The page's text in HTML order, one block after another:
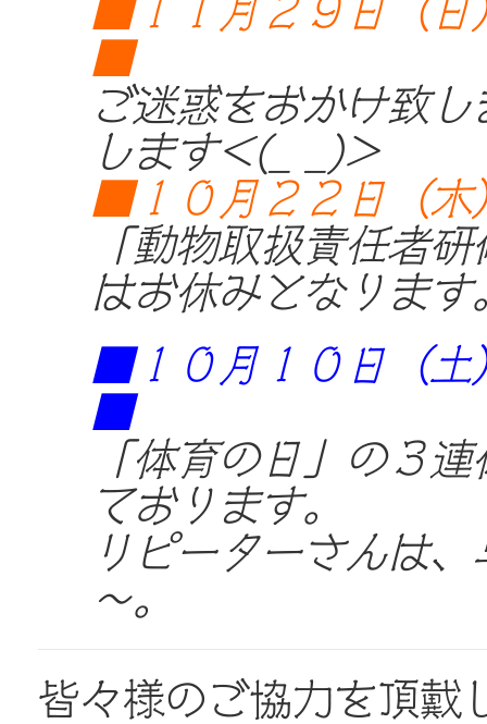
■１１月２９日（日
■
ご迷惑をおかけ致
します<(_ _)>
■１０月２２日（
「動物取扱責任者
はお休みとなります
■１０月１０日（土
■
「体育の日」の３
ております。
リピーターさんは
～。
皆々様のご協力を頂戴